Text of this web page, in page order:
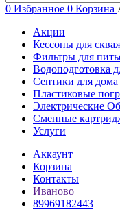
0 Избранное 0 Корзина
Акции
Кессоны для
Фильтры для
Водоподготовка
Септики для дома
Пластиковые
Электрические
Сменные
Услуги
Аккаунт
Корзина
Контакты
Иваново
89969182443